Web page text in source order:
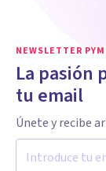
NEWSLETTER PYM
La pasión
tu email
Únete y recibe